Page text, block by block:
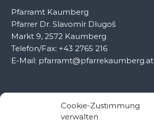
Cookie-Zustimmung
verwalten
Pfarramt Kaumberg
Pfarrer Dr. Slavomír Dlugoš
Markt 9, 2572 Kaumberg
Telefon/Fax: +43 2765 216
E-Mail: pfarramt@pfarrekaumberg.at
Kontakt Ramsau